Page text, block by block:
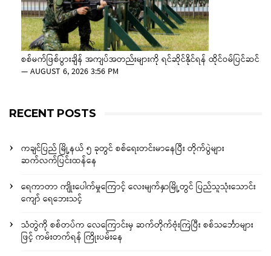
စစ်မက်ဖြစ်ပွားချိန် အကျပ်အတည်းများကို ရင်ဆိုင်နိုင်ရန် ထိုင်ဝမ်ပြင်ဆင်
—AUGUST 6, 2026 3:56 PM
RECENT POSTS
ကချင်ပြည် မြို့နယ် ၅ ခုတွင် စစ်ရေးတင်းမာနေပြီး တိုက်ပွဲများ
ဆက်လက်ပြင်းထန်နေ
ရေကာတာ ကျိုးပေါက်မှုကြောင့် လေးမျက်နှာမြို့တွင် ပြည်သူသုံးသောင်း
ကျော် ရေဘေးသင့်
သံတွဲကို စစ်တပ်က လေကြောင်းမှ ဆက်တိုက်ဗုံးကြဲပြီး စစ်သင်္ဘောများ
ဖြင့် ကမ်းတက်ရန် ကြိုးပမ်းနေ